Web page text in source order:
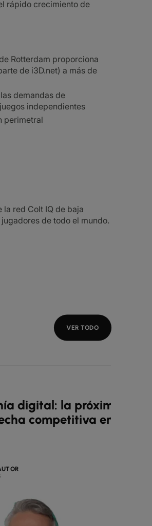
rápido crecimiento de
Rotterdam proporciona
de i3D.net) a más de
demandas de
independientes
perimetral
red Colt IQ de baja
de todo el mundo.
VER TODO
la próxima
en